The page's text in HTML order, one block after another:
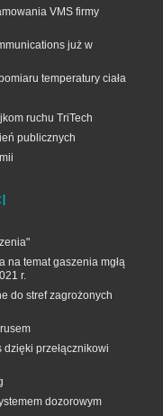
VMS firmy
już w
temperatury ciała
ruchu TriTech
publicznych
na temat gaszenia mgłą
r.
do stref zagrożonych
przełącznikowi
dozorowym